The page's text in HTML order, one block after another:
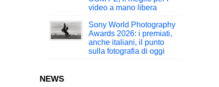
video a mano libera
Sony World Photography
Awards 2026: i premiati,
anche italiani, il punto
sulla fotografia di oggi
NEWS